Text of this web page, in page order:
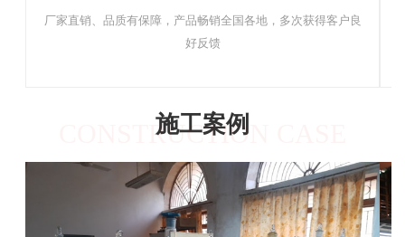
厂家直销、品质有保障，产品畅销全国各地，多次获得客户良
好反馈
施工案例
CONSTRUCTION CASE